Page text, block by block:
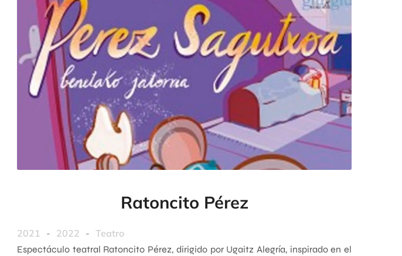
Ratoncito Pérez
2021 - 2022 - Teatro
Espectáculo teatral Ratoncito Pérez, dirigido por Ugaitz Alegría, inspirado en el